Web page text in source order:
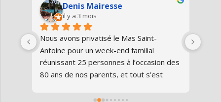
Denis Mairesse
il y a 3 mois
Nous avons privatisé le Mas Saint-
Antoine pour un week-end familial
réunissant 25 personnes à l’occasion des
80 ans de nos parents, et tout s’est
domaine est superbe, très bien